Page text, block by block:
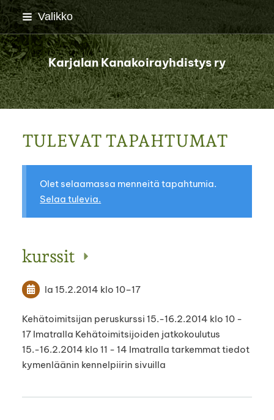
Siirry
sivun
sisältöön
Valikko
Karjalan Kanakoirayhdistys ry
TULEVAT TAPAHTUMAT
Olet selaamassa menneitä tapahtumia.
Selaa tulevia.
kurssit
la 15.2.2014 klo 10–17
Kehätoimitsijan peruskurssi 15.-16.2.2014 klo 10 -
17 Imatralla Kehätoimitsijoiden jatkokoulutus
15.-16.2.2014 klo 11 - 14 Imatralla tarkemmat tiedot
kymenläänin kennelpiirin sivuilla